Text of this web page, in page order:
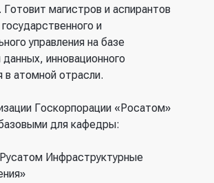
. Готовит магистров и аспирантов
и
управления на базе
инновационного
в атомной отрасли.
Госкорпорации «Росатом»
для кафедры:
Инфраструктурные